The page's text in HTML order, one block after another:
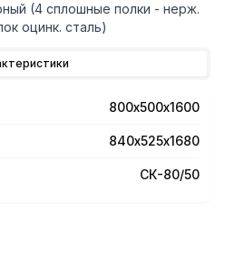
(4 сплошные полки - нерж.
оцинк. сталь)
800х500х1600
840х525х1680
СК-80/50